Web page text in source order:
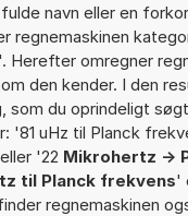
navn eller en
regnemaskinen
Herefter omregner
den kender. I den
som du oprindeligt
'81 uHz til Planck
'22 Mikrohertz ->
til Planck frekvens'
regnemaskinen